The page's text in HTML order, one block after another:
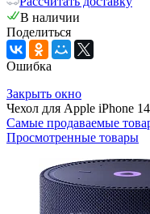
В наличии
Поделиться
Ошибка
Закрыть окно
Чехол для Apple iPhone
Самые продаваемые
Просмотренные товары